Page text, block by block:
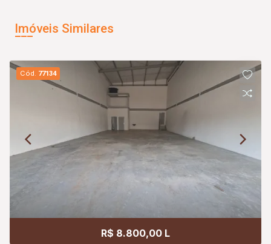
Imóveis Similares
Cód. 77134
R$ 8.800,00 L